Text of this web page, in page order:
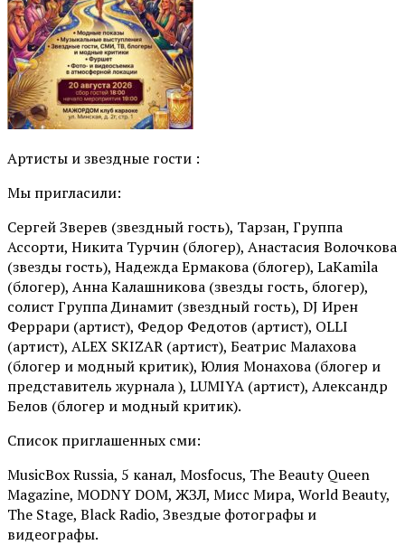
Артисты и звездные гости :
Мы пригласили:
Сергей Зверев (звездный гость), Тарзан, Группа
Ассорти, Никита Турчин (блогер), Анастасия Волочкова
(звезды гость), Надежда Ермакова (блогер), LaKamila
(блогер), Анна Калашникова (звезды гость, блогер),
солист Группа Динамит (звездный гость), DJ Ирен
Феррари (артист), Федор Федотов (артист), OLLI
(артист), ALEX SKIZAR (артист), Беатрис Малахова
(блогер и модный критик), Юлия Монахова (блогер и
представитель журнала ), LUMIYA (артист), Александр
Белов (блогер и модный критик).
Список приглашенных сми:
MusicBox Russia, 5 канал, Mosfocus, The Beauty Queen
Magazine, MODNY DOM, ЖЗЛ, Мисс Мира, World Beauty,
The Stage, Black Radio, Звездые фотографы и
видеографы.